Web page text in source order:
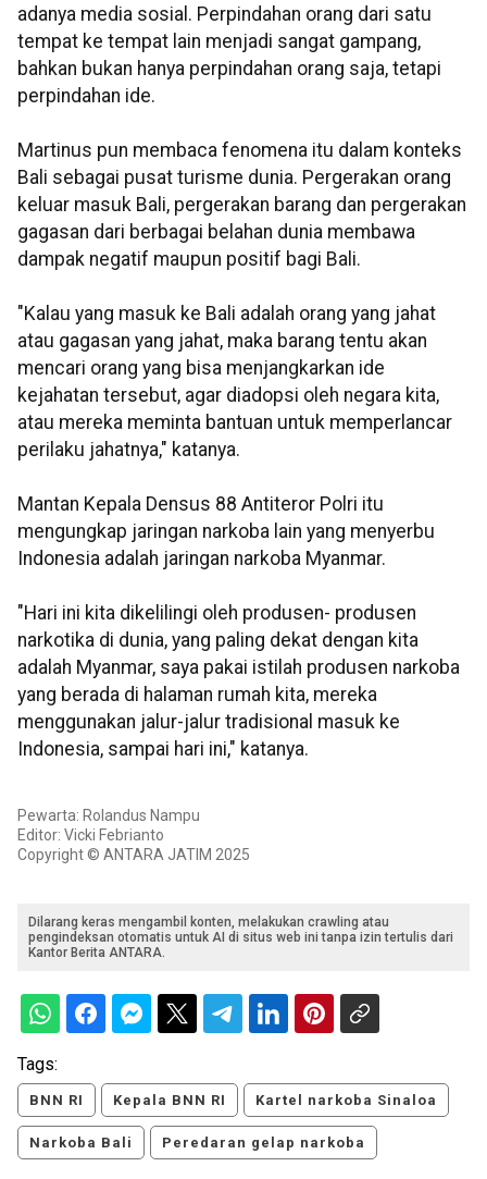
adanya media sosial. Perpindahan orang dari satu
tempat ke tempat lain menjadi sangat gampang,
bahkan bukan hanya perpindahan orang saja, tetapi
perpindahan ide.
Martinus pun membaca fenomena itu dalam konteks
Bali sebagai pusat turisme dunia. Pergerakan orang
keluar masuk Bali, pergerakan barang dan pergerakan
gagasan dari berbagai belahan dunia membawa
dampak negatif maupun positif bagi Bali.
"Kalau yang masuk ke Bali adalah orang yang jahat
atau gagasan yang jahat, maka barang tentu akan
mencari orang yang bisa menjangkarkan ide
kejahatan tersebut, agar diadopsi oleh negara kita,
atau mereka meminta bantuan untuk memperlancar
perilaku jahatnya," katanya.
Mantan Kepala Densus 88 Antiteror Polri itu
mengungkap jaringan narkoba lain yang menyerbu
Indonesia adalah jaringan narkoba Myanmar.
"Hari ini kita dikelilingi oleh produsen- produsen
narkotika di dunia, yang paling dekat dengan kita
adalah Myanmar, saya pakai istilah produsen narkoba
yang berada di halaman rumah kita, mereka
menggunakan jalur-jalur tradisional masuk ke
Indonesia, sampai hari ini," katanya.
Pewarta: Rolandus Nampu
Editor: Vicki Febrianto
Copyright © ANTARA JATIM 2025
Dilarang keras mengambil konten, melakukan crawling atau
pengindeksan otomatis untuk AI di situs web ini tanpa izin tertulis dari
Kantor Berita ANTARA.
Tags:
BNN RI Kepala BNN RI Kartel narkoba Sinaloa
Narkoba Bali Peredaran gelap narkoba